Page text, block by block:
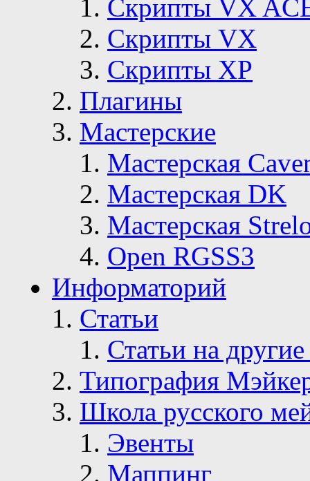
Скрипты VX
Скрипты VX
Скрипты ХР
Плагины
Мастерские
Мастерская
Мастерская DK
Мастерская
Open RGSS3
Информаторий
Статьи
Статьи на
Типография
Школа русского
Эвенты
Маппинг